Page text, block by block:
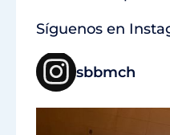
Síguenos en
sbbmch